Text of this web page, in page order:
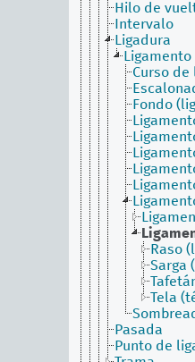
Hilo de
Intervalo
Ligadura
Ligamento
Curso
Fondo
Raso
Sarga
Tela
Pasada
Punto de